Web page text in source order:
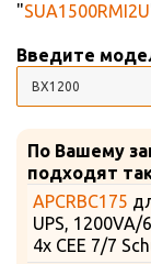
"SUA1500RMI2U
Введите
По Вашему
подходят
APCRBC175
UPS, 1200VA/
4x CEE 7/7